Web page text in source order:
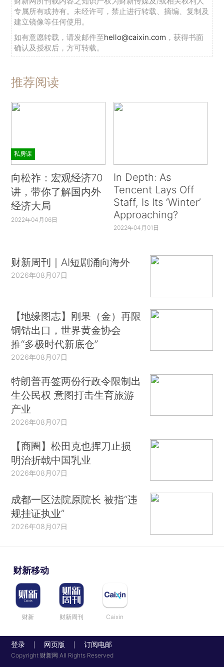
专属所有或持有。未经许可，禁止进行转载、摘编、复制及
建立镜像等任何使用。
如有意愿转载，请发邮件至hello@caixin.com ，获得书面
确认及授权后，方可转载。
推荐阅读
私房课
向松祚：宏观经济70
讲，带你了解国内外
经济大局
2022年04月06日
In Depth: As
Tencent Lays Off
Staff, Is Its ‘Winter’
Approaching?
2022年04月01日
财新周刊｜AI短剧涌向海外
2026年08月07日
【地缘图志】刚果（金）再限
铜钴出口，世界黄金协会
推“多极时代新底仓”
2026年08月07日
特朗普再签两份行政令限制出
生公民权 意图打击生育旅游
产业
2026年08月07日
【商圈】松田克也挥刀止损
明治折戟中国乳业
2026年08月07日
成都一区法院原院长 被指“违
规挂证执业”
2026年08月07日
财新移动
财新 财新周刊 Caixin
登录 网页版 订阅电邮
Copyright 财新网 All Rights Reserved